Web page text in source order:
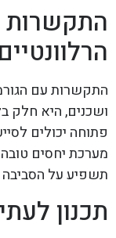
התקשרות
הרלוונטיים
התקשרות עם
ושכנים, היא חלק
פתוחה יכולים
מערכת יחסים
תשפיע על
תכנון